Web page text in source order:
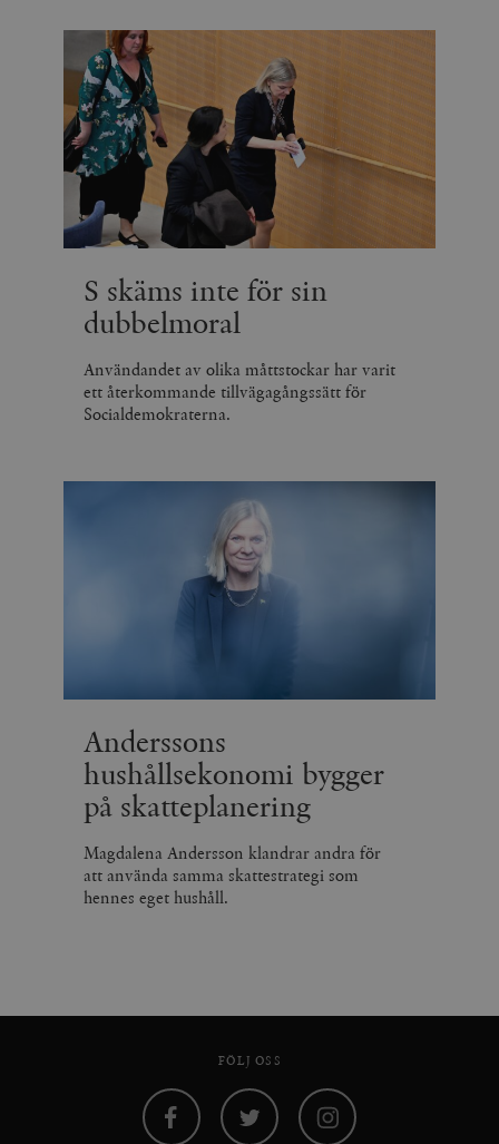
S skäms inte för sin
dubbelmoral
Användandet av olika måttstockar har varit
ett återkommande tillvägagångssätt för
Socialdemokraterna.
Anderssons
hushållsekonomi bygger
på skatteplanering
Magdalena Andersson klandrar andra för
att använda samma skattestrategi som
hennes eget hushåll.
FÖLJ OSS